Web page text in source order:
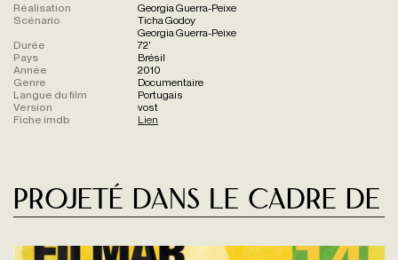
Réalisation
Georgia Guerra-Peixe
Scénario
Ticha Godoy
Georgia Guerra-Peixe
Durée
72'
Pays
Brésil
Année
2010
Genre
Documentaire
Langue du film
Portugais
Version
vost
Fiche imdb
Lien
Projeté dans le cadre de